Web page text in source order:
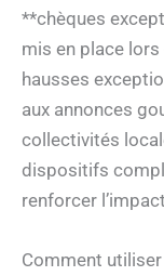
**chèques
mis en place
hausses
aux annonces
collectivités
dispositifs
renforcer
Comment